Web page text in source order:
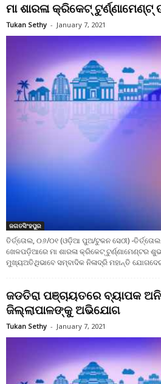
ମା ଶାରଳା କ୍ରିକେଟ୍
Tukan Sethy - January 7, 2021
ଜଗତସିଂହପୁର
ତିର୍ତ୍ତୋଲ, ୦୬/୦୧ (ଓଡ଼ିଆ ପୁଅ/ଟୁକନ ସେଠୀ) -
ଖେଳପଡ଼ିଆରେ ମା ଶାରଳା କ୍ରିକେଟ୍ ଟୁର୍ଣ୍ଣାମେଣ୍ଟର
ମୁଖ୍ୟଅତିଥିଭାବେ ସମ୍ବାଦିକ ନିଳାଦ୍ରି ମହାନ୍ତି
ଜଡତିରା ପଞ୍ଚାୟତରେ ବ୍ୟାପକ
ଜିଲ୍ଲାପାଳଙ୍କୁ ଅଭିଯୋଗ
Tukan Sethy - January 7, 2021